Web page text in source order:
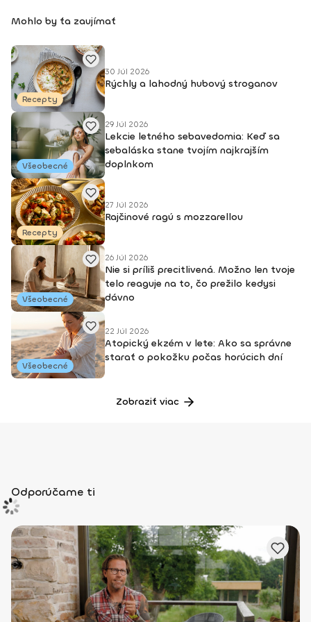
Mohlo by ťa zaujímať
Recepty
30 Júl 2026
Rýchly a lahodný hubový stroganov
Všeobecné
29 Júl 2026
Lekcie letného sebavedomia: Keď sa
sebaláska stane tvojím najkrajším
doplnkom
Recepty
27 Júl 2026
Rajčinové ragú s mozzarellou
Všeobecné
26 Júl 2026
Nie si príliš precitlivená. Možno len tvoje
telo reaguje na to, čo prežilo kedysi
dávno
Všeobecné
22 Júl 2026
Atopický ekzém v lete: Ako sa správne
starať o pokožku počas horúcich dní
Zobraziť viac
Odporúčame ti